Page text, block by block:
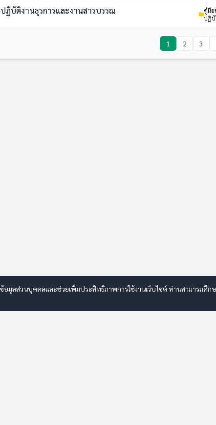
ฏิบัติงานธุรการและงานสารบรรณ
คู่มือ
ปฏิ
1 2 3
มูลส่วนบุคคลและช่วยเพิ่มประสิทธิภาพการใช้งานเว็บไซต์ ท่านสามารถศึก